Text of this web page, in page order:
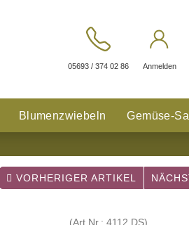
05693 / 374 02 86 Anmelden
Blumenzwiebeln Gemüse-
VORHERIGER ARTIKEL
(Art.Nr.: 4112 DS)